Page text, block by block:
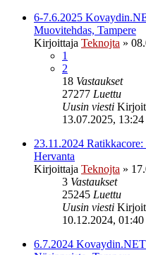
6-7.6.2025
Muovitehdas, Tampere
Kirjoittaja Teknojta »
1
2
18 Vastaukset
27277 Luettu
Uusin viesti
13.07.2025, 13:24
23.11.2024
Hervanta
Kirjoittaja Teknojta »
3 Vastaukset
25245 Luettu
Uusin viesti
10.12.2024, 01:40
6.7.2024